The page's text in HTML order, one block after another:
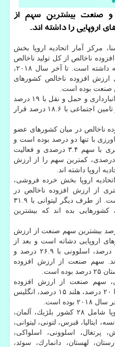
و صنعت بیشترین سهم از
اروپایی را داشته اند.
مركز آمار اتحادیه اروپا بخش
ناخالص از كل تولید ناخالص
داخلی كشورهای عضو این اتحادیه داشته است. تا آخر سال ۲۰۱۸،
درصد از كل ارزش افزوده ناخالص كشورهای
صنعت بوده است.
بعد از این بخش، خرده فروشی، انبارداری و حمل و نقل با ۱۹ درصد
، مراقبت های درمانی و تامین اجتماعی با ۱۸.۶ درصد قرار
ناخالص در میان كشورهای عضو
با تنها دو درصد بوده است و
بعد از این بخش، فعالیت های هنری با سهم ۳.۴ درصدی و فعالیت
های مالی و بیمه ای با سهم ۴.۹ درصدی، كمترین سهم را از ارزش
اروپا داشته اند.
عضو اتحادیه اروپا بخش خرده فروشی،
از ارزش افزوده ناخالص در
مقایسه با بخش صنعت داشته است. از طرف دیگر لیتوانی با ۳۱.۹
با ۲۰.۶ درصد، كشورهایی بده اند كه بیشترین
دیگر اما ایرلند با ۳۶.۵ درصد بیشترین سهم صنعت از ارزش
اروپایی دشاته است و بعد از
این كشور، جمهوری چك با ۳۰.۲ درصد، اسلوونی با ۲۶.۹ درصد و
قرار دارند. سهم صنعت از ارزش افزوده
سهم صنعت از ارزش افزوده
ناخالص در اتریش ۲۲ درصد، ایتالیا ۲۰ درصد، هلند ۱۵ درصد، انگلیس
لازم به ذكر است كه اتحادیه اروپا شامل ۲۸ كشور بلژیك، آلمان،
ایتالیا، قبرس، لتونی، لیتوانی،
پرتغال، اسلوونی، اسلواكی،
لهستان، دانمارك، سوئد،